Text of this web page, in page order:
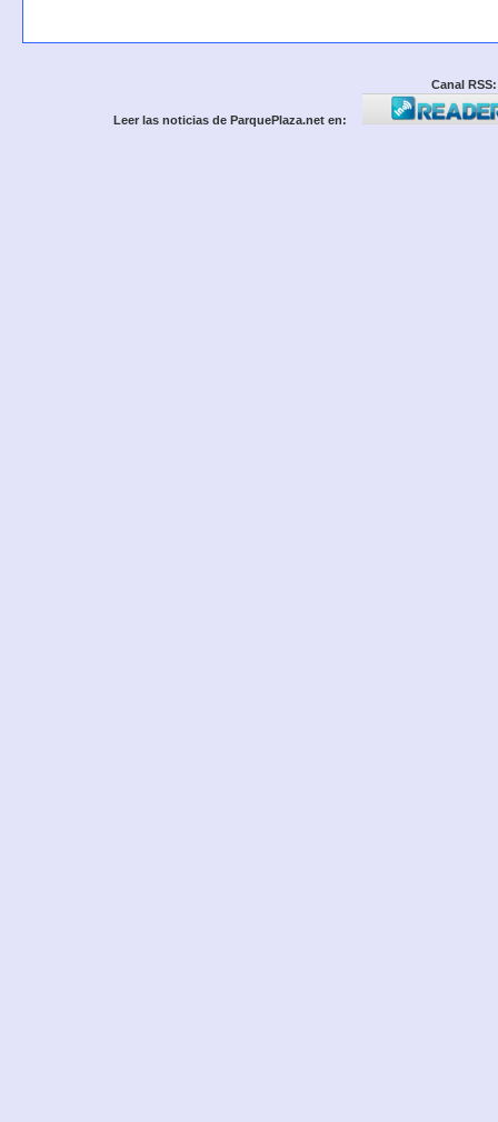
Canal RSS:
Leer las noticias de ParquePlaza.net en: